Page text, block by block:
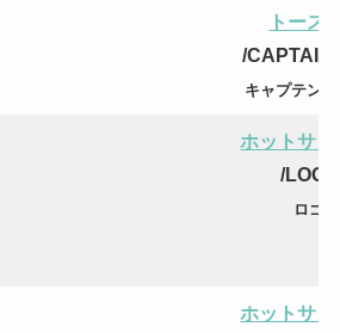
トース
/CAPTAIN
キャプテン
ホットサ
/
ロゴス
ホットサ